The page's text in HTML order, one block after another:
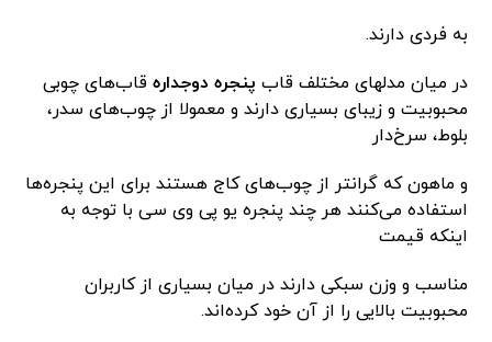
به فردی دارند.
در میان مدلهای مختلف قاب پنجره دوجداره قاب‌های چوبی
محبوبیت و زیبای بسیاری دارند و معمولا از چوب‌های سدر،
بلوط، سرخ‌دار
و ماهون که گرانتر از چوب‌های کاج هستند برای این پنجره‌ها
استفاده می‌کنند هر چند پنجره یو پی وی سی با توجه به
اینکه قیمت
مناسب و وزن سبکی دارند در میان بسیاری از کاربران
محبوبیت بالایی را از آن خود کرده‌اند.